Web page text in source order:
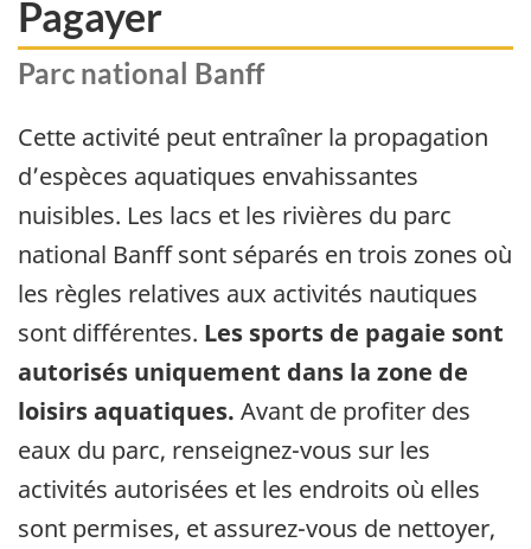
Pagayer
Parc national Banff
Cette activité peut entraîner la propagation
d’espèces aquatiques envahissantes
nuisibles. Les lacs et les rivières du parc
national Banff sont séparés en trois zones où
les règles relatives aux activités nautiques
sont différentes. Les sports de pagaie sont
autorisés uniquement dans la zone de
loisirs aquatiques. Avant de profiter des
eaux du parc, renseignez-vous sur les
activités autorisées et les endroits où elles
sont permises, et assurez-vous de nettoyer,